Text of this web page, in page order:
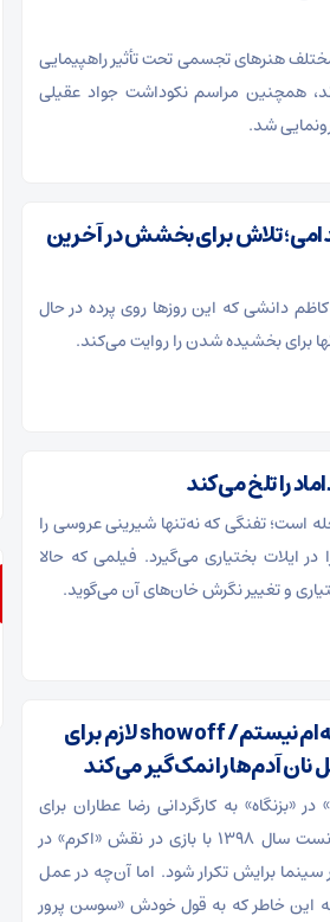
هنرهای تجسمی تحت تأثیر راهپیمایی
همچنین مراسم نکوداشت جواد عقیلی
شد.
تلاش برای بخشش در آخرین
دانشی که این روزها روی پرده در حال
را تلخ می‌کند
است؛ تفنگی که نه‌تنها شیرینی عروسی را
ایلات بختیاری می‌گیرد. فیلمی که حالا
و تغییر نگرش خان‌های آن می‌گوید.
سوسن پرور: دیگر «عاشق» حرفه‌ام نیستم/ show off لازم برای
نان آدم‌ها را نمک‌گیر می‌کند
نقش «فریده» در «بزنگاه» به کارگردانی رضا عطاران برای
سوسن پرور در تلویزیون رخ داد می‌توانست سال ۱۳۹۸ با بازی در نقش «اکرم» در
سینما برایش تکرار شود. اما آن‌چه در عمل
این خاطر که به قول خودش «سوسن پرور